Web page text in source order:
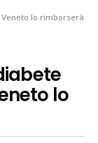
Veneto lo rimborserà
lo